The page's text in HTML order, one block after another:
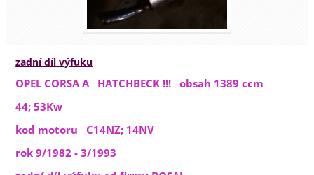
zadní díl výfuku
OPEL CORSA A HATCHBECK !!! obsah 1389 ccm
44; 53Kw
kod motoru C14NZ; 14NV
rok 9/1982 - 3/1993